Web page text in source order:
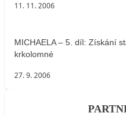
11. 11. 2006
MICHAELA – 5. díl: Získání
krkolomné
27. 9. 2006